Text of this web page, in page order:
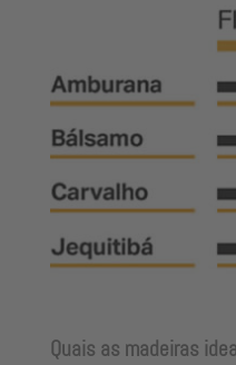
Quais as madeiras